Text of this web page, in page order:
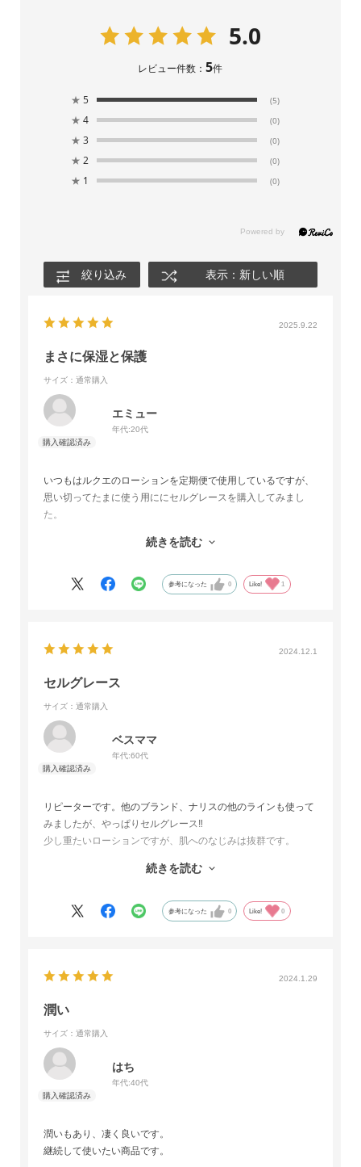
5.0
レビュー件数：5件
★ 5 (5)
★ 4 (0)
★ 3 (0)
★ 2 (0)
★ 1 (0)
絞り込み 表示：新しい順
2025.9.22
まさに保湿と保護
サイズ：通常購入
エミュー
年代:20代
いつもはルクエのローションを定期便で使用しているですが、
思い切ってたまに使う用ににセルグレースを購入してみまし
た。
になって使用した瞬間から感動しました！
頻繁には購入できませんが、セール価格とお財布状況からまた
続きを読む
参考になった 0 Like! 1
2024.12.1
セルグレース
サイズ：通常購入
ベスママ
年代:60代
リピーターです。他のブランド、ナリスの他のラインも使って
みましたが、やっぱりセルグレース‼️
少し重たいローションですが、肌へのなじみは抜群です。
心地です。これからの季節は特に必要不可欠なローションで
続きを読む
参考になった 0 Like! 0
2024.1.29
潤い
サイズ：通常購入
はち
年代:40代
潤いもあり、凄く良いです。
継続して使いたい商品です。